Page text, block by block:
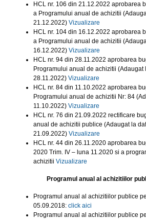
HCL nr. 106 din 21.12.2022 aprobarea
a Programului anual de achizitii
21.12.2022) Vizualizare
HCL nr. 104 din 16.12.2022 aprobarea
a Programului anual de achizitii
16.12.2022) Vizualizare
HCL nr. 94 din 28.11.2022 aprobarea
Programului anual de achizitii (Adaugat
28.11.2022) Vizualizare
HCL nr. 84 din 11.10.2022 aprobarea
Programului anual de achizitii Nr: 84
11.10.2022) Vizualizare
HCL nr. 76 din 21.09.2022 rectificare
anual de achizitii publice (Adaugat la
21.09.2022) Vizualizare
HCL nr. 44 din 26.11.2020 aprobarea
2020 Trim. IV – luna 11.2020 si a
achizitii Vizualizare
Programul anual al achizitiilor
Programul anual al achizitiilor publice
05.09.2018: click aici
Programul anual al achizitiilor publice